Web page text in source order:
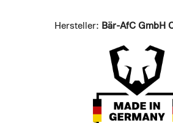
Hersteller: Bär-AfC GmbH